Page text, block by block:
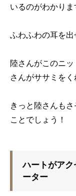
いるのがわかりま
ふわふわの耳を出
陸さんがこのニ
さんがササミをく
きっと陸さんも
ことでしょう！
ハートがア
ーター